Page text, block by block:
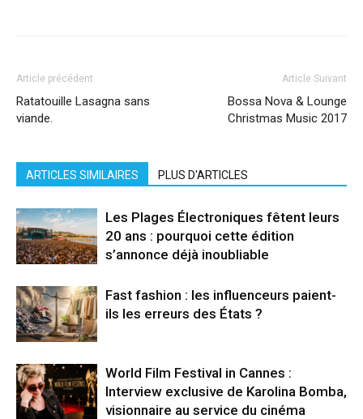
Article précédent
Ratatouille Lasagna sans
viande.
Article Suivant
Bossa Nova & Lounge
Christmas Music 2017
ARTICLES SIMILAIRES PLUS D'ARTICLES
Les Plages Électroniques fêtent leurs
20 ans : pourquoi cette édition
s’annonce déjà inoubliable
Fast fashion : les influenceurs paient-
ils les erreurs des États ?
World Film Festival in Cannes :
Interview exclusive de Karolina Bomba,
visionnaire au service du cinéma